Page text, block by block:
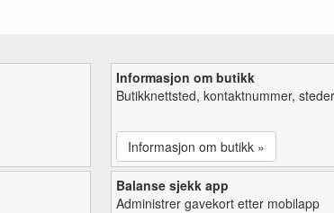
Informasjon om butikk
Butikknettsted, kontaktnummer, steder
Informasjon om butikk »
Balanse sjekk app
Administrer gavekort etter mobilapp